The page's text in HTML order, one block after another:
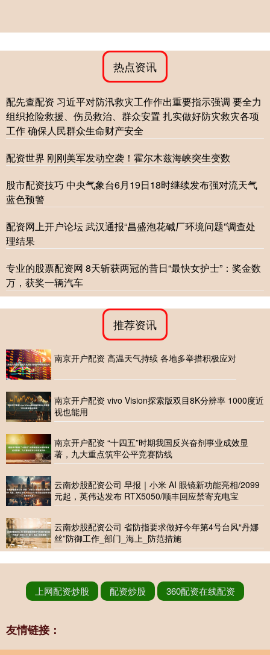
热点资讯
配先查配资 习近平对防汛救灾工作作出重要指示强调 要全力
组织抢险救援、伤员救治、群众安置 扎实做好防灾救灾各项
工作 确保人民群众生命财产安全
配资世界 刚刚美军发动空袭！霍尔木兹海峡突生变数
股市配资技巧 中央气象台6月19日18时继续发布强对流天气
蓝色预警
配资网上开户论坛 武汉通报“昌盛泡花碱厂环境问题”调查处
理结果
专业的股票配资网 8天斩获两冠的昔日“最快女护士”：奖金数
万，获奖一辆汽车
推荐资讯
南京开户配资 高温天气持续 各地多举措积极应对
南京开户配资 vivo Vision探索版双目8K分辨率 1000度近
视也能用
南京开户配资 “十四五”时期我国反兴奋剂事业成效显
著，九大重点筑牢公平竞赛防线
云南炒股配资公司 早报｜小米 AI 眼镜新功能亮相/2099
元起，英伟达发布 RTX5050/顺丰回应禁寄充电宝
云南炒股配资公司 省防指要求做好今年第4号台风“丹娜
丝”防御工作_部门_海上_防范措施
上网配资炒股 配资炒股 360配资在线配资
友情链接：